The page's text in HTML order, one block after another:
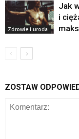
Zdrowie i uroda
Jak
i
ZOSTAW